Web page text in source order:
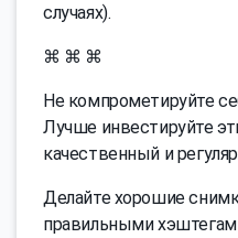
случаях).
⌘ ⌘ ⌘
Не компрометируйте
Лучше инвестируйте
качественный и
Делайте хорошие
правильными